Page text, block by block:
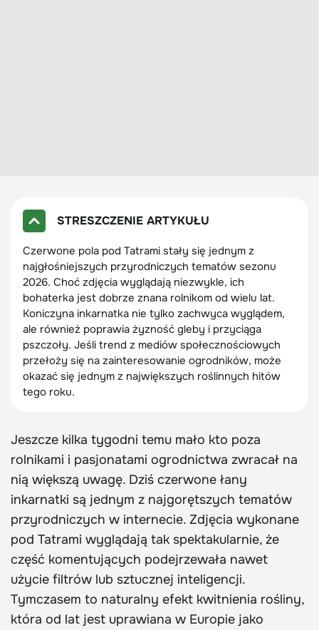
STRESZCZENIE ARTYKUŁU
Czerwone pola pod Tatrami stały się jednym z
najgłośniejszych przyrodniczych tematów sezonu
2026. Choć zdjęcia wyglądają niezwykle, ich
bohaterka jest dobrze znana rolnikom od wielu lat.
Koniczyna inkarnatka nie tylko zachwyca wyglądem,
ale również poprawia żyzność gleby i przyciąga
pszczoły. Jeśli trend z mediów społecznościowych
przełoży się na zainteresowanie ogrodników, może
okazać się jednym z największych roślinnych hitów
tego roku.
Jeszcze kilka tygodni temu mało kto poza
rolnikami i pasjonatami ogrodnictwa zwracał na
nią większą uwagę. Dziś czerwone łany
inkarnatki są jednym z najgorętszych tematów
przyrodniczych w internecie. Zdjęcia wykonane
pod Tatrami wyglądają tak spektakularnie, że
część komentujących podejrzewała nawet
użycie filtrów lub sztucznej inteligencji.
Tymczasem to naturalny efekt kwitnienia rośliny,
która od lat jest uprawiana w Europie jako